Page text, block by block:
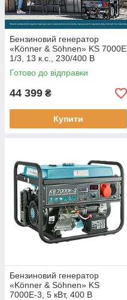
Бензиновий генератор
«Könner & Söhnen» KS 7000E
1/3, 13 к.с., 230/400 В
Готово до відправки
44 399 ₴
Купити
Бензиновий генератор
«Könner & Söhnen» KS
7000E-3, 5 кВт, 400 В